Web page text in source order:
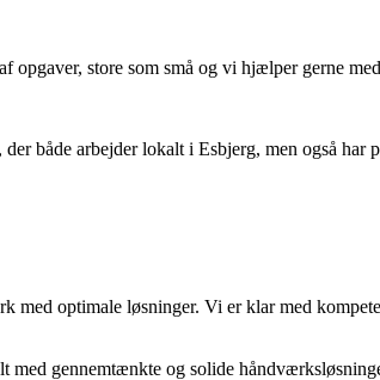
store som små og vi hjælper gerne
både arbejder lokalt i Esbjerg, men også
med optimale løsninger. Vi er klar med
gennemtænkte og solide